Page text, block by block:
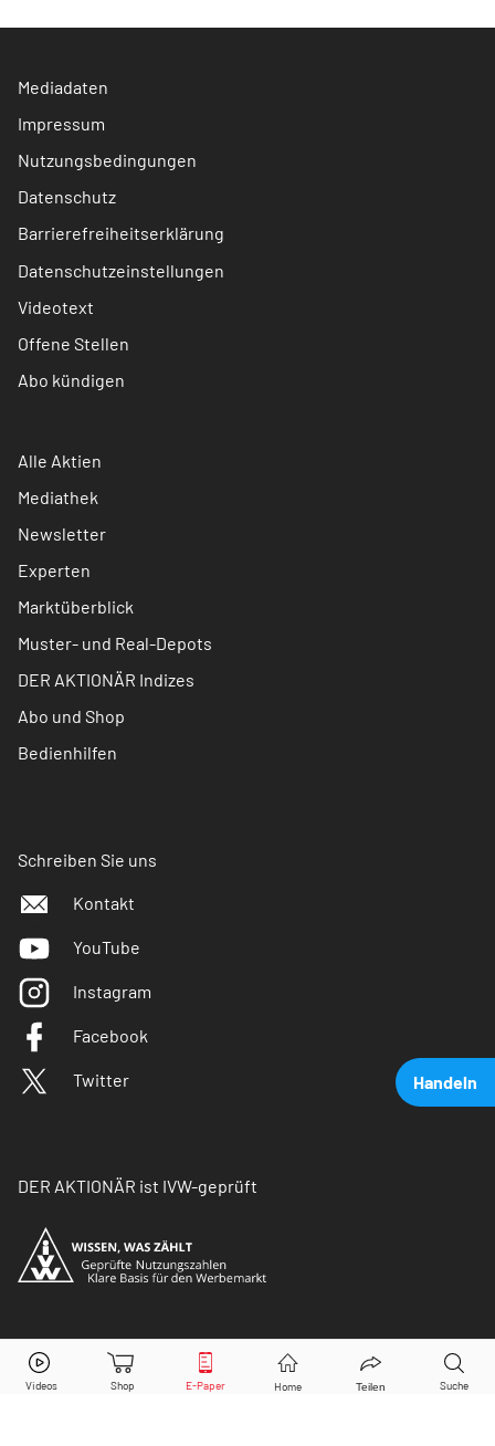
Handeln
Deutsche Telekom Aktie jetzt handeln?
Mediadaten
Impressum
Nutzungsbedingungen
Datenschutz
Barrierefreiheitserklärung
Datenschutzeinstellungen
Videotext
Offene Stellen
Abo kündigen
Alle Aktien
Mediathek
Newsletter
Experten
Marktüberblick
Muster- und Real-Depots
DER AKTIONÄR Indizes
Abo und Shop
Bedienhilfen
Schreiben Sie uns
Kontakt
YouTube
Instagram
Facebook
Twitter
DER AKTIONÄR ist IVW-geprüft
© Copyright 2026 Börsenmedien AG. Alle Rechte